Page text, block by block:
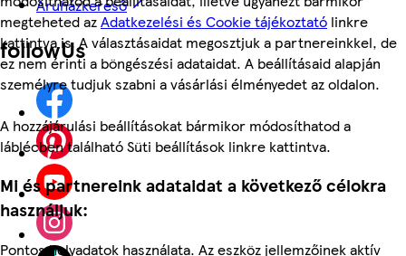
megteheted azAdatkezelési és Cookie tájékoztató linkre
kattintva is. A választásaidat megosztjuk a partnereinkkel, de
ez nem érinti a böngészési adataidat. A beállításaid alapján
személyre tudjuk szabni a vásárlási élményedet az oldalon.
A hozzájárulási beállításokat bármikor módosíthatod a
láblécben található Süti beállítások linkre kattintva.
Mi és partnereink adataidat a következő célokra
használjuk:
Pontos helyadatok használata. Az eszköz jellemzőinek aktív
Áruházkereső
followUs